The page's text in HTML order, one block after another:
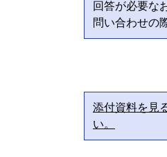
回答が必要な
問い合わせの
添付資料を見
い。